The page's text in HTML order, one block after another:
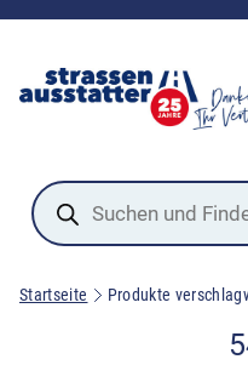
Products
search
Startseite Produkte